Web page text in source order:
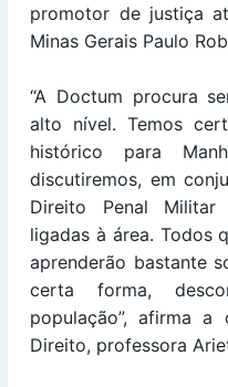
promotor de justiça
Minas Gerais Paulo
“A Doctum procura
alto nível. Temos
histórico para
discutiremos, em
Direito Penal Militar
ligadas à área. Todos
aprenderão bastante
certa forma,
população”, afirma
Direito, professora